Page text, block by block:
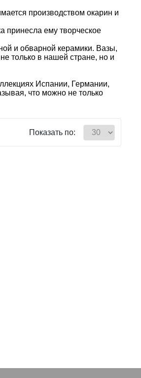
производством окарин и
принесла ему творческое
и обварной керамики. Вазы,
только в нашей стране, но и
Испании, Германии,
что можно не только
Показать по: